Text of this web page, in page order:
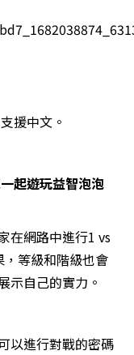
援中文。
起遊玩益智泡泡
在網路中進行1 vs
等級和階級也會
示自己的實力。
以進行對戰的密碼